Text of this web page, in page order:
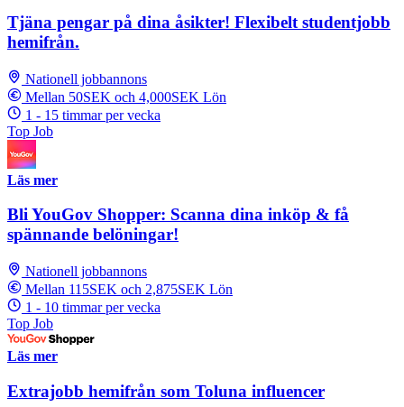
Tjäna pengar på dina åsikter! Flexibelt studentjobb
hemifrån.
Nationell jobbannons
Mellan 50SEK och 4,000SEK Lön
1 - 15 timmar per vecka
Top Job
Läs mer
Bli YouGov Shopper: Scanna dina inköp & få
spännande belöningar!
Nationell jobbannons
Mellan 115SEK och 2,875SEK Lön
1 - 10 timmar per vecka
Top Job
Läs mer
Extrajobb hemifrån som Toluna influencer